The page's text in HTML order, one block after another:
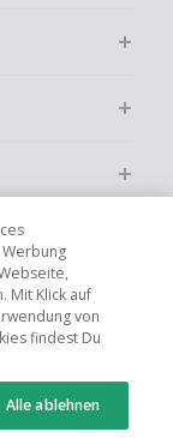
AU IT
Mit Klick auf
von
findest Du
Alle ablehnen